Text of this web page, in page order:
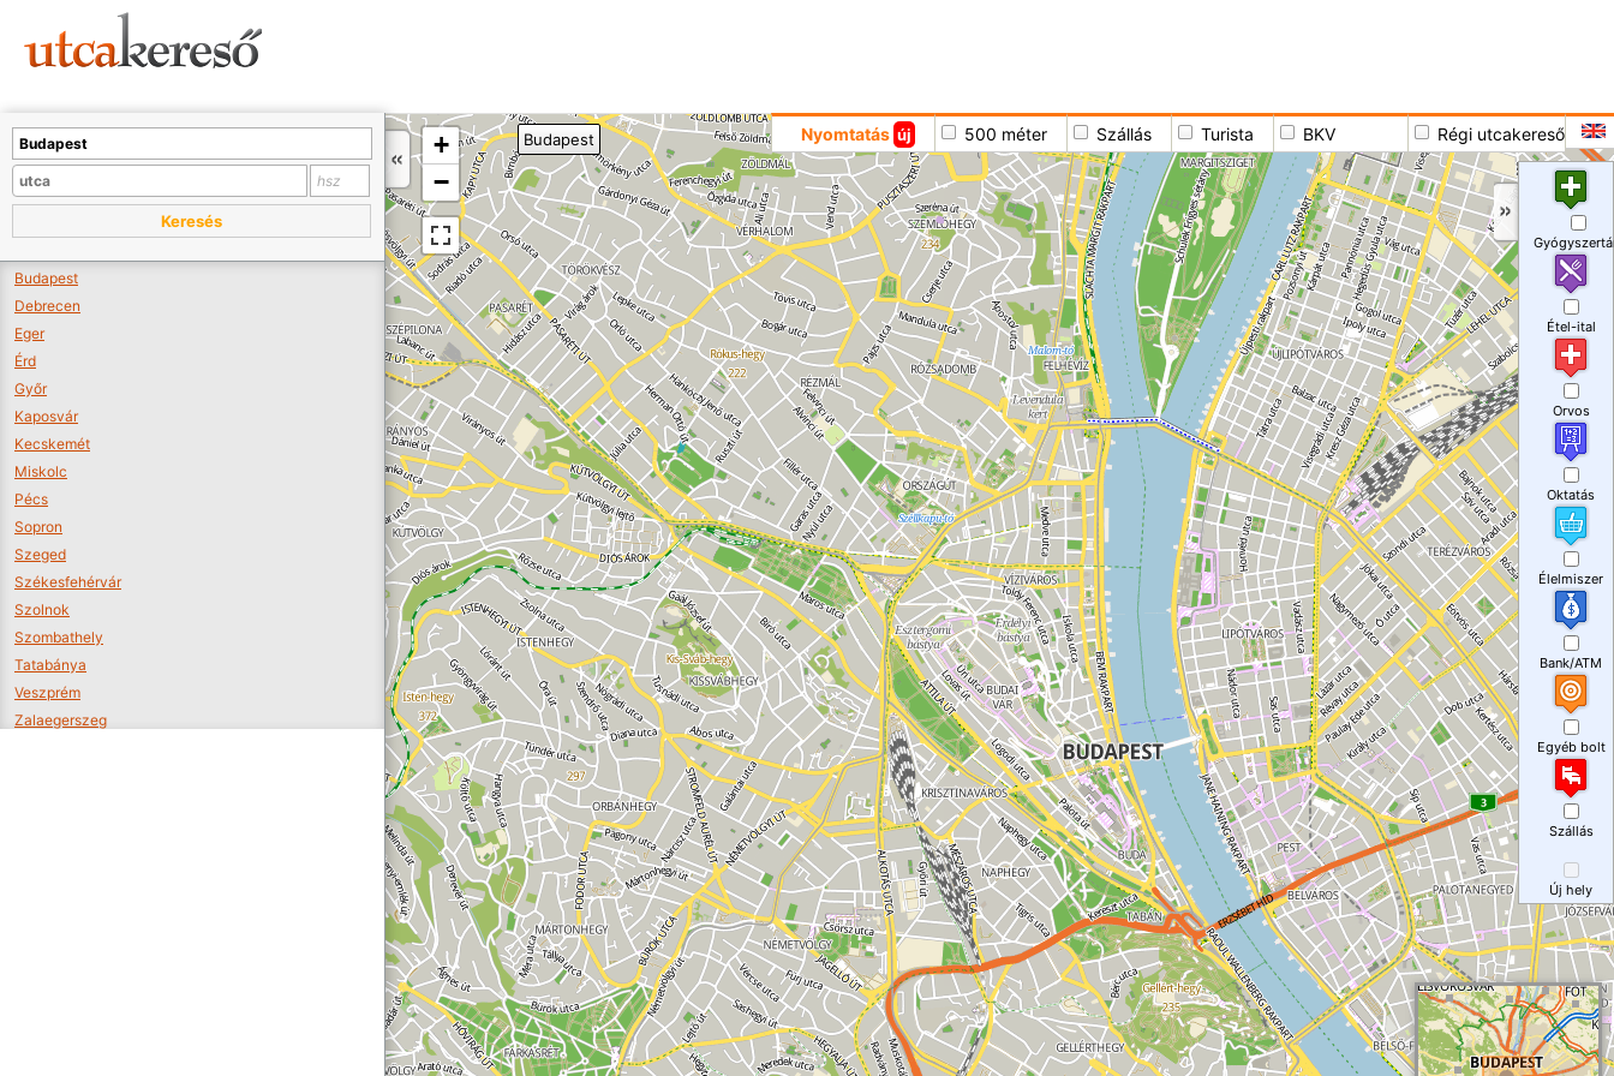
+
−
Nyomtatás új 500 méter Szállás Turista BKV Régi utcakereső
Budapest
Keresés
Budapest
Debrecen
Eger
Érd
Győr
Kaposvár
Kecskemét
Miskolc
Pécs
Sopron
Szeged
Székesfehérvár
Szolnok
Szombathely
Tatabánya
Veszprém
Zalaegerszeg
Étel-ital
Orvos
Oktatás
Élelmiszer
Bank/ATM
Egyéb bolt
Szállás
Új hely
A térképet kicsinyíteni kell, hogy látszódjanak a boltok.
Boltok látszódjanak >>